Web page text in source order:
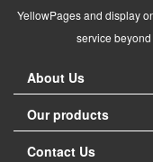
YellowPages and display
service
About Us
Our products
Contact Us